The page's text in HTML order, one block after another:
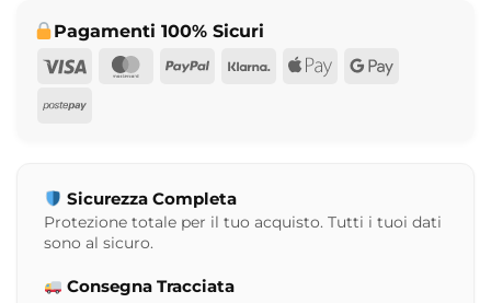
Pagamenti 100% Sicuri
Visa
MasterCard
PayPalKlarna Apple Google
Postepay
Sicurezza Completa
Protezione totale per il tuo acquisto. Tutti i tuoi dati
sono al sicuro.
Consegna Tracciata